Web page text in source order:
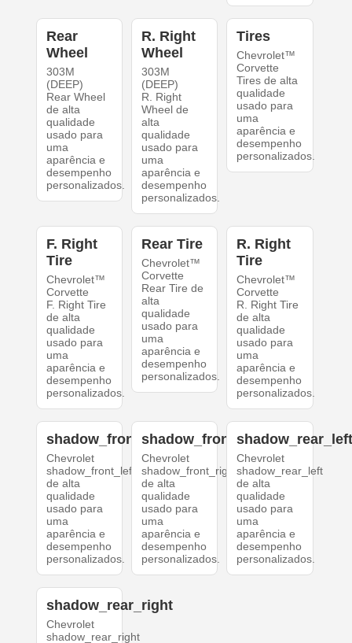
Rear
Wheel
303M
(DEEP)
Rear Wheel
de alta
qualidade
usado para
uma
aparência e
desempenho
personalizados.
R. Right
Wheel
303M
(DEEP)
R. Right
Wheel de
alta
qualidade
usado para
uma
aparência e
desempenho
personalizados.
Tires
Chevrolet™
Corvette
Tires de alta
qualidade
usado para
uma
aparência e
desempenho
personalizados.
F. Right
Tire
Chevrolet™
Corvette
F. Right Tire
de alta
qualidade
usado para
uma
aparência e
desempenho
personalizados.
Rear Tire
Chevrolet™
Corvette
Rear Tire de
alta
qualidade
usado para
uma
aparência e
desempenho
personalizados.
R. Right
Tire
Chevrolet™
Corvette
R. Right Tire
de alta
qualidade
usado para
uma
aparência e
desempenho
personalizados.
shadow_front_left
Chevrolet
shadow_front_left
de alta
qualidade
usado para
uma
aparência e
desempenho
personalizados.
shadow_front_right
Chevrolet
shadow_front_right
de alta
qualidade
usado para
uma
aparência e
desempenho
personalizados.
Chevrolet
shadow_rear_left
de alta
qualidade
usado para
uma
aparência e
desempenho
personalizados.
shadow_rear_right
Chevrolet
shadow_rear_right